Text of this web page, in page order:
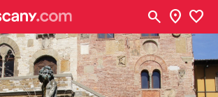
search location_on favorite